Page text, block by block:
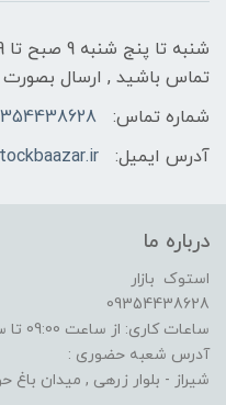
تماس باشید , ارسال
شماره تماس:
آدرس ایمیل:
درباره ما
استوک بازار
09354438628
ساعات کاری: از ساعت 09:00 تا ساعت 21:00
آدرس شعبه حضوری :
شیراز - بلوار زرهی , میدان باغ